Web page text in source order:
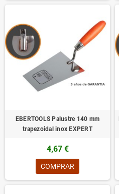
EBERTOOLS Palustre 140 mm
trapezoidal inox EXPERT
4,67 €
COMPRAR